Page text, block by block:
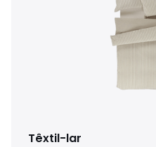
Têxtil-lar